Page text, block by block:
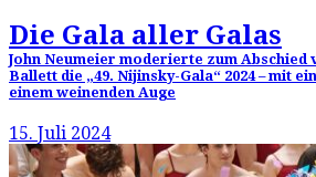
Die Gala aller Galas
John Neumeier moderierte zum Abschied
Ballett die „49. Nijinsky-Gala“ 2024 – mit
einem weinenden Auge
15. Juli 2024